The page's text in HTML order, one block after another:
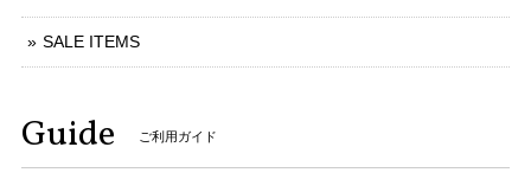
SALE ITEMS
Guide ご利用ガイド